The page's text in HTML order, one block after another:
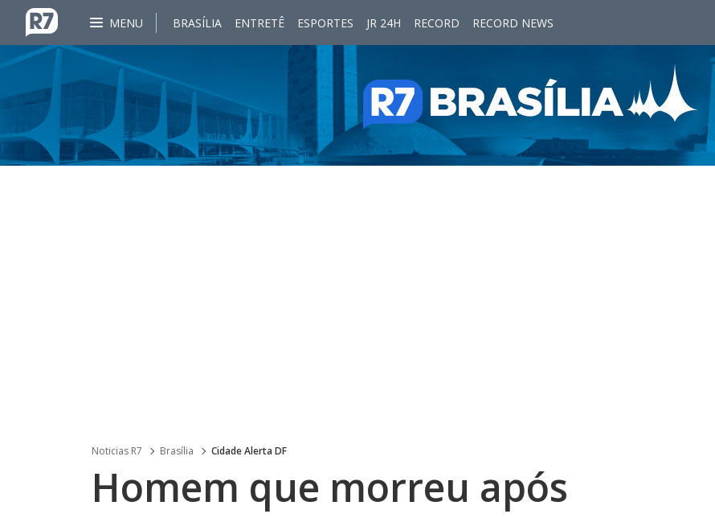
MENU BRASÍLIA ENTRETÊ ESPORTES JR 24H RECORD RECORD NEWS
Noticias R7 Brasília Cidade Alerta DF
Homem que morreu após